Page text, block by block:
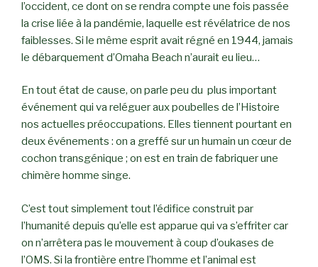
l’occident, ce dont on se rendra compte une fois passée
la crise liée à la pandémie, laquelle est révélatrice de nos
faiblesses. Si le même esprit avait régné en 1944, jamais
le débarquement d’Omaha Beach n’aurait eu lieu…
En tout état de cause, on parle peu du plus important
événement qui va reléguer aux poubelles de l’Histoire
nos actuelles préoccupations. Elles tiennent pourtant en
deux événements : on a greffé sur un humain un cœur de
cochon transgénique ; on est en train de fabriquer une
chimère homme singe.
C’est tout simplement tout l’édifice construit par
l’humanité depuis qu’elle est apparue qui va s’effriter car
on n’arrêtera pas le mouvement à coup d’oukases de
l’OMS. Si la frontière entre l’homme et l’animal est